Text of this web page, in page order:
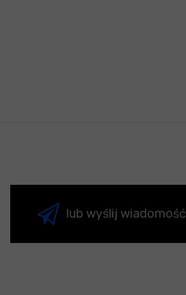
lub wyślij